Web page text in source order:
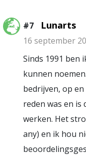
#7 Lunarts
16 september
Sinds 1991 ben
kunnen
bedrijven, op
reden was en
werken. Het
any) en ik hou